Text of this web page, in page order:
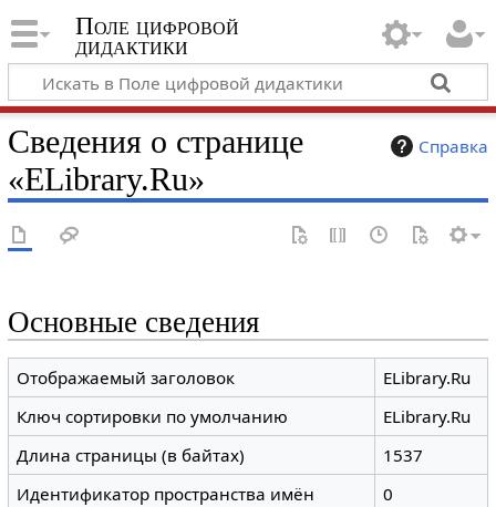
Поле цифровой
дидактики
Справка
Сведения о странице
«ELibrary.Ru»
Основные сведения
Отображаемый заголовок
ELibrary.Ru
Ключ сортировки по умолчанию
ELibrary.Ru
Длина страницы (в байтах)
1537
Идентификатор пространства имён
0